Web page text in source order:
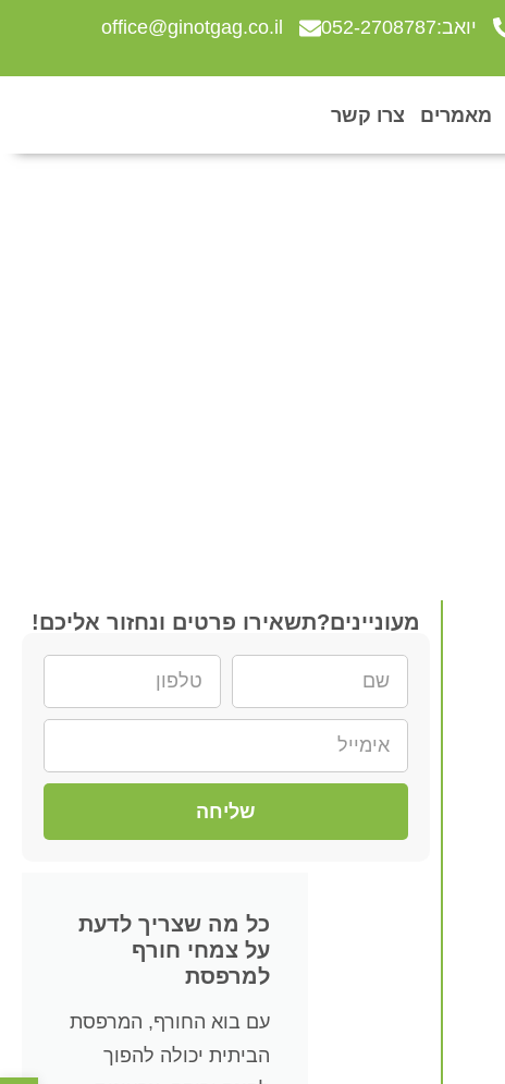
יואב:052-2708787 office@ginotgag.co.il
מאמרים צרו קשר
מעוניינים?תשאירו פרטים ונחזור אליכם!
שליחה
כל מה שצריך לדעת
על צמחי חורף
למרפסת
עם בוא החורף, המרפסת
הביתית יכולה להפוך